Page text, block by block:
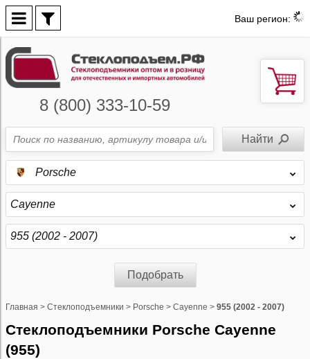
Ваш регион:
8 (800) 333-10-59
Porsche
Cayenne
955 (2002 - 2007)
Подобрать
Главная > Стеклоподъемники > Porsche > Cayenne > 955 (2002 - 2007)
Стеклоподъемники Porsche Cayenne
(955)